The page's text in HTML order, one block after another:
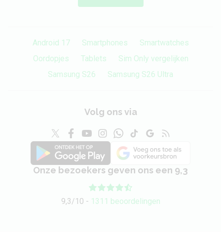
Android 17 Smartphones
Smartwatches
Oordopjes
Tablets
Sim Only vergelijken
Samsung S26
Samsung S26 Ultra
Volg ons via
Onze bezoekers geven ons een 9,3
9,3/10 - 1311 beoordelingen